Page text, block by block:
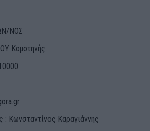
ΝΟΣ
Κομοτηνής
: Κωνσταντίνος Καραγιάννης